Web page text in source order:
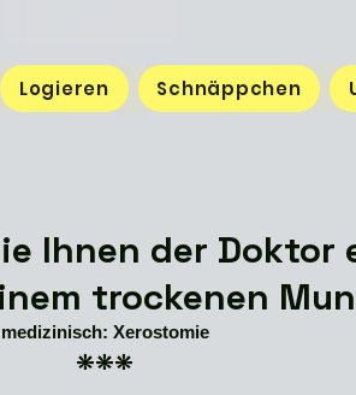
Logieren Schnäppchen
Ihnen der Doktor
trockenen
medizinisch: Xerostomie
***